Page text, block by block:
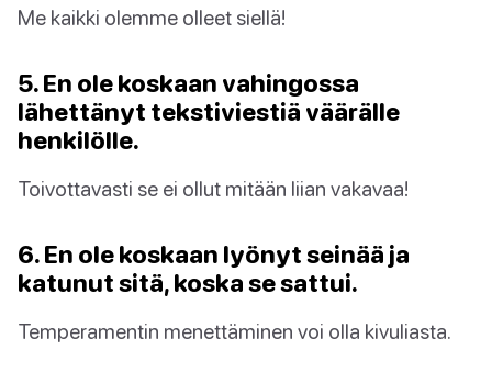
Me kaikki olemme olleet siellä!
5. En ole koskaan vahingossa
lähettänyt tekstiviestiä väärälle
henkilölle.
Toivottavasti se ei ollut mitään liian vakavaa!
6. En ole koskaan lyönyt seinää ja
katunut sitä, koska se sattui.
Temperamentin menettäminen voi olla kivuliasta.